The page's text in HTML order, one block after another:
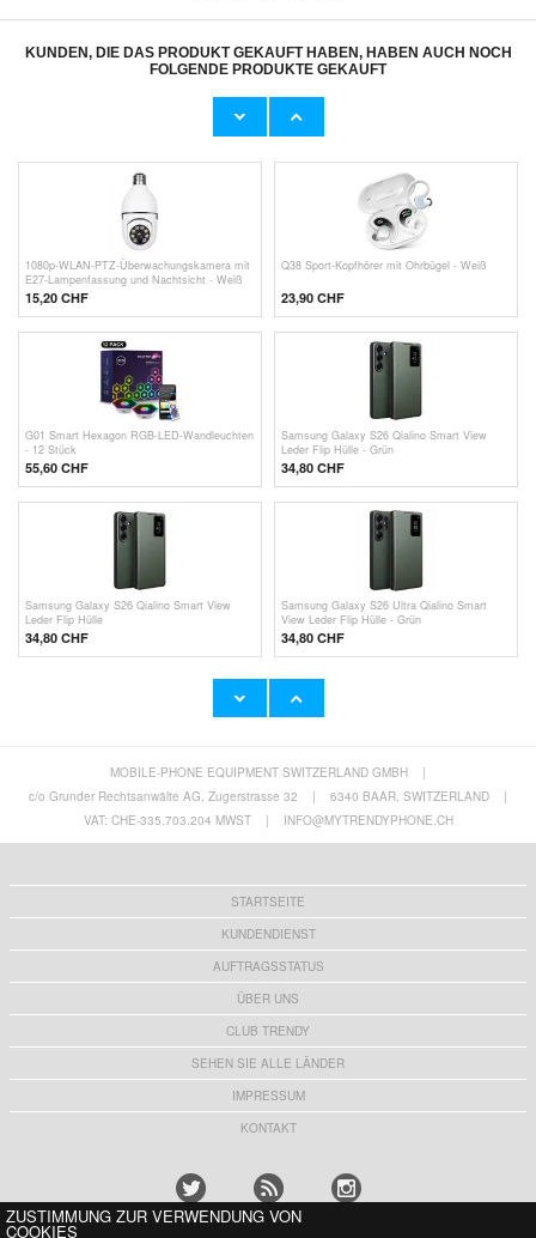
KUNDEN, DIE DAS PRODUKT GEKAUFT HABEN, HABEN AUCH NOCH
FOLGENDE PRODUKTE GEKAUFT
Q1A 4-in-1-Adapter für CarPlay/Android Auto
V380 Solar-PTZ-Überwachungskamera für
1080p-WLAN-PTZ-Überwachungskamera mit
E27-Lampenfassung und Nachtsicht - Weiß
15,20 CHF
Q38 Sport-Kopfhörer mit Ohrbügel - Weiß
23,90 CHF
G01 Smart Hexagon RGB-LED-Wandleuchten
- 12 Stück
55,60 CHF
Samsung Galaxy S26 Qialino Smart View
Leder Flip Hülle - Grün
34,80 CHF
Samsung Galaxy S26 Qialino Smart View
Leder Flip Hülle
34,80 CHF
Samsung Galaxy S26 Ultra Qialino Smart
View Leder Flip Hülle - Grün
34,80 CHF
Samsung Galaxy S26 Ultra Qialino Smart
View Leder Flip Hülle
Samsung Galaxy S26+ Qialino Smart View
Leder Flip Hülle
33,80 CHF
MOBILE-PHONE EQUIPMENT SWITZERLAND GMBH
|
c/o Grunder Rechtsanwälte AG, Zugerstrasse 32
| 6340 BAAR, SWITZERLAND
|
VAT: CHE-335.703.204 MWST
| INFO@MYTRENDYPHONE.CH
STARTSEITE
KUNDENDIENST
AUFTRAGSSTATUS
ÜBER UNS
CLUB TRENDY
SEHEN SIE ALLE LÄNDER
IMPRESSUM
KONTAKT
ZUSTIMMUNG ZUR VERWENDUNG VON
COOKIES